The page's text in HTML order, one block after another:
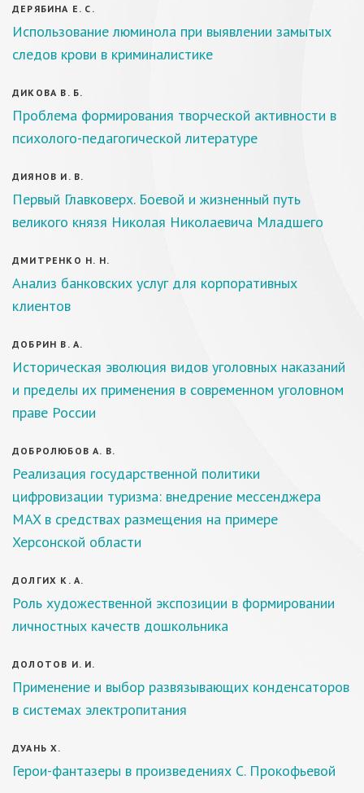
ДЕРЯБИНА Е. С.
Использование люминола при выявлении замытых
следов крови в криминалистике
ДИКОВА В. Б.
Проблема формирования творческой активности в
психолого-педагогической литературе
ДИЯНОВ И. В.
Первый Главковерх. Боевой и жизненный путь
великого князя Николая Николаевича Младшего
ДМИТРЕНКО Н. Н.
Анализ банковских услуг для корпоративных
клиентов
ДОБРИН В. А.
Историческая эволюция видов уголовных наказаний
и пределы их применения в современном уголовном
праве России
ДОБРОЛЮБОВ А. В.
Реализация государственной политики
цифровизации туризма: внедрение мессенджера
MAX в средствах размещения на примере
Херсонской области
ДОЛГИХ К. А.
Роль художественной экспозиции в формировании
личностных качеств дошкольника
ДОЛОТОВ И. И.
Применение и выбор развязывающих конденсаторов
в системах электропитания
ДУАНЬ Х.
Герои-фантазеры в произведениях С. Прокофьевой